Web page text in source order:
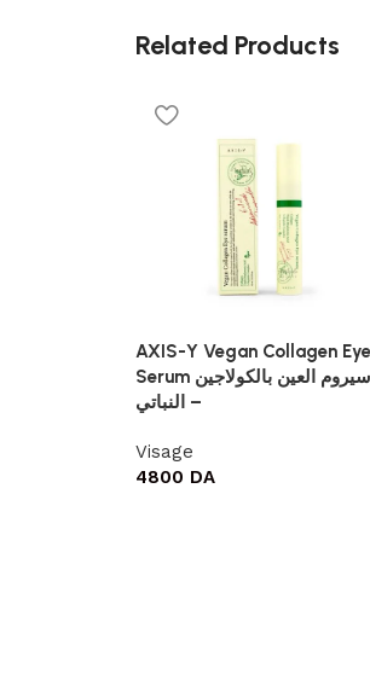
Related Products
AXIS-Y Vegan Collagen Eye
Serum سيروم العين بالكولاجين
النباتي –
Visage
4800 DA